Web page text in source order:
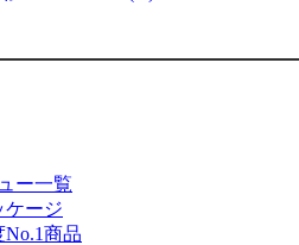
ー一覧
ケージ
商品